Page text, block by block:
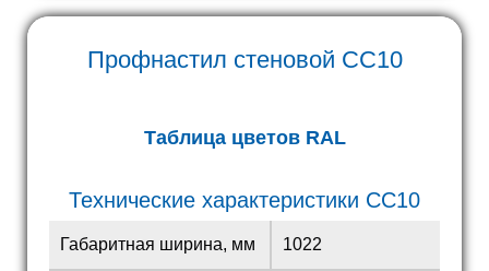
Профнастил стеновой СС10
Таблица цветов RAL
Технические характеристики СС10
Габаритная ширина, мм 1022